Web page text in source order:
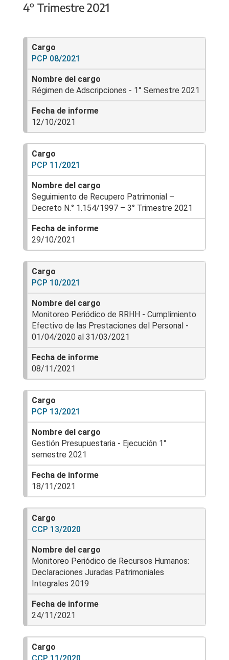
4° Trimestre 2021
PCP 08/2021
Régimen de Adscripciones - 1° Semestre 2021
12/10/2021
PCP 11/2021
Seguimiento de Recupero Patrimonial –
Decreto N.° 1.154/1997 – 3° Trimestre 2021
29/10/2021
PCP 10/2021
Monitoreo Periódico de RRHH - Cumplimiento
Efectivo de las Prestaciones del Personal -
01/04/2020 al 31/03/2021
08/11/2021
PCP 13/2021
Gestión Presupuestaria - Ejecución 1°
semestre 2021
18/11/2021
CCP 13/2020
Monitoreo Periódico de Recursos Humanos:
Declaraciones Juradas Patrimoniales
Integrales 2019
24/11/2021